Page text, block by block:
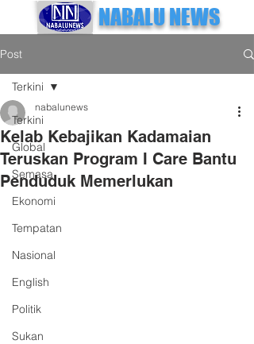
NABALU NEWS
Post
Terkini
Global
Semasa
Ekonomi
Tempatan
Nasional
English
Politik
Sukan
Terkini
Kelab Kebajikan Kadamaian
Teruskan Program I Care Bantu
Penduduk Memerlukan
nabalunews